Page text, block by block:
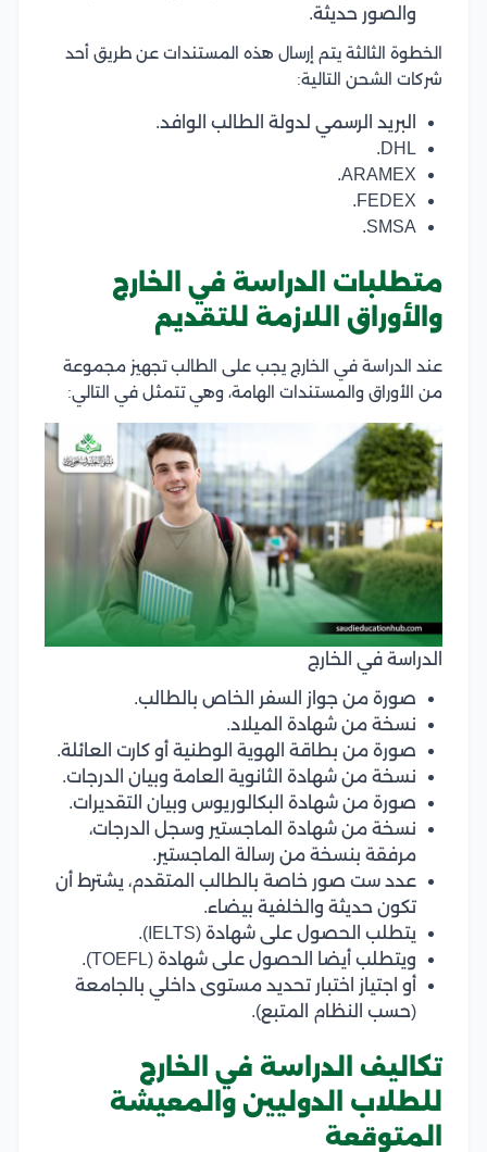
والصور حديثة.
الخطوة الثالثة يتم إرسال هذه المستندات عن طريق أحد
شركات الشحن التالية:
البريد الرسمي لدولة الطالب الوافد.
DHL.
ARAMEX.
FEDEX.
SMSA.
متطلبات الدراسة في الخارج
والأوراق اللازمة للتقديم
عند الدراسة في الخارج يجب على الطالب تجهيز مجموعة
من الأوراق والمستندات الهامة، وهي تتمثل في التالي:
الدراسة في الخارج
صورة من جواز السفر الخاص بالطالب.
نسخة من شهادة الميلاد.
صورة من بطاقة الهوية الوطنية أو كارت العائلة.
نسخة من شهادة الثانوية العامة وبيان الدرجات.
صورة من شهادة البكالوريوس وبيان التقديرات.
نسخة من شهادة الماجستير وسجل الدرجات،
مرفقة بنسخة من رسالة الماجستير.
عدد ست صور خاصة بالطالب المتقدم، يشترط أن
تكون حديثة والخلفية بيضاء.
يتطلب الحصول على شهادة (IELTS).
ويتطلب أيضا الحصول على شهادة (TOEFL).
أو اجتياز اختبار تحديد مستوى داخلي بالجامعة
(حسب النظام المتبع).
تكاليف الدراسة في الخارج
للطلاب الدوليين والمعيشة
المتوقعة